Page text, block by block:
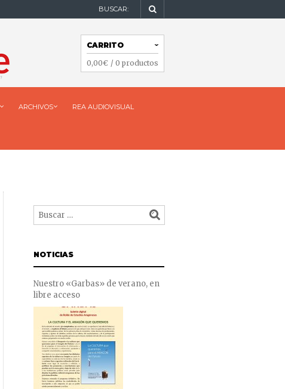
BUSCAR:
NAVEGACIÓN
CARRITO
0,00€ / 0 productos
ARCHIVOS REA AUDIOVISUAL
NOTICIAS
Nuestro «Garbas» de verano, en
libre acceso